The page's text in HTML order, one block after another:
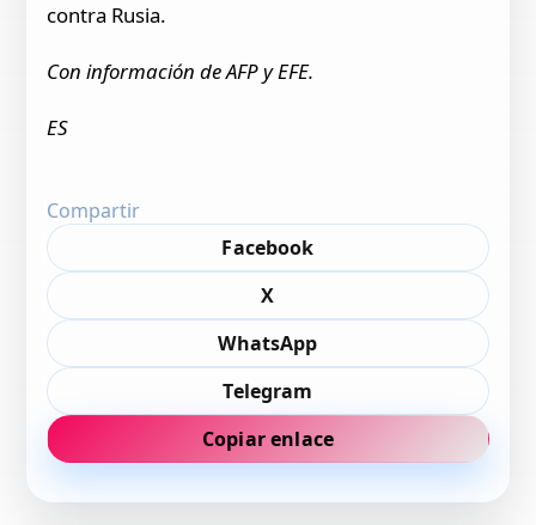
contra Rusia.
Con información de AFP y EFE.
ES
Compartir
Facebook
X
WhatsApp
Telegram
Copiar enlace